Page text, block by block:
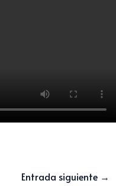
Entrada siguiente →